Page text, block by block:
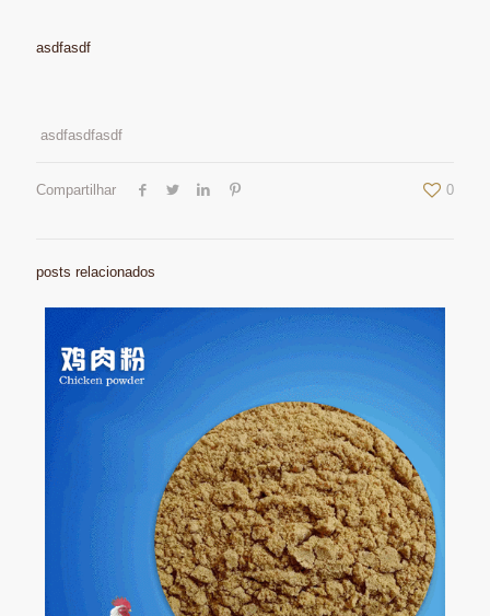
asdfasdf
asdfasdfasdf
Compartilhar 0
posts relacionados